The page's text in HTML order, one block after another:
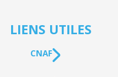
LIENS UTILES
CNAF